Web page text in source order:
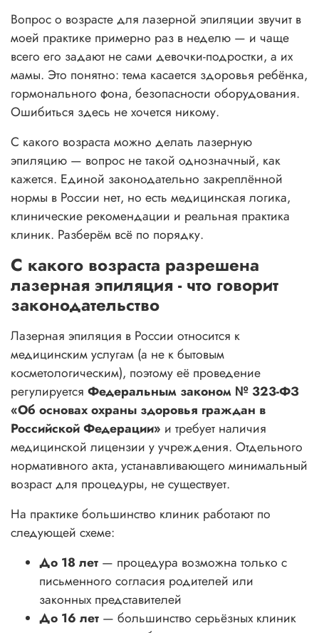
Вопрос о возрасте для лазерной эпиляции звучит в
моей практике примерно раз в неделю — и чаще
всего его задают не сами девочки-подростки, а их
мамы. Это понятно: тема касается здоровья ребёнка,
гормонального фона, безопасности оборудования.
Ошибиться здесь не хочется никому.
С какого возраста можно делать лазерную
эпиляцию — вопрос не такой однозначный, как
кажется. Единой законодательно закреплённой
нормы в России нет, но есть медицинская логика,
клинические рекомендации и реальная практика
клиник. Разберём всё по порядку.
С какого возраста разрешена
лазерная эпиляция - что говорит
законодательство
Лазерная эпиляция в России относится к
медицинским услугам (а не к бытовым
косметологическим), поэтому её проведение
регулируется Федеральным законом № 323-ФЗ
«Об основах охраны здоровья граждан в
Российской Федерации» и требует наличия
медицинской лицензии у учреждения. Отдельного
нормативного акта, устанавливающего минимальный
возраст для процедуры, не существует.
На практике большинство клиник работают по
следующей схеме:
До 18 лет — процедура возможна только с
письменного согласия родителей или
законных представителей
До 16 лет — большинство серьёзных клиник